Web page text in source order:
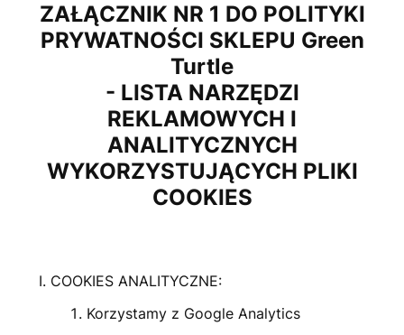
ZAŁĄCZNIK NR 1 DO POLITYKI
PRYWATNOŚCI SKLEPU Green
Turtle
- LISTA NARZĘDZI
REKLAMOWYCH I
ANALITYCZNYCH
WYKORZYSTUJĄCYCH PLIKI
COOKIES
COOKIES ANALITYCZNE:
Korzystamy z Google Analytics